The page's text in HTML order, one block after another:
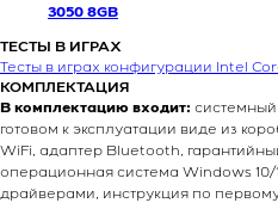
3050 8GB
ТЕСТЫ В ИГРАХ
Тесты в играх конфигурации Intel
КОМПЛЕКТАЦИЯ
В комплектацию входит:
готовом к эксплуатации виде из
WiFi, адаптер Bluetooth,
операционная система Windows 10/
драйверами, инструкция по